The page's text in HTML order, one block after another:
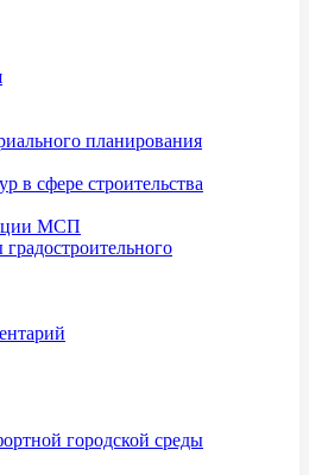
планирования
в сфере строительства
МСП
городской среды